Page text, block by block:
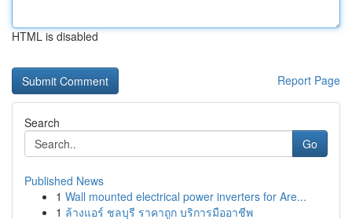
HTML is disabled
Report Page
Search
Go
Published News
1 Wall mounted electrical power inverters for Are...
1 ล้างแอร์ ชลบุรี ราคาถูก บริการมืออาชีพ